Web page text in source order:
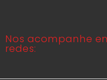
Nos acompanhe
redes: